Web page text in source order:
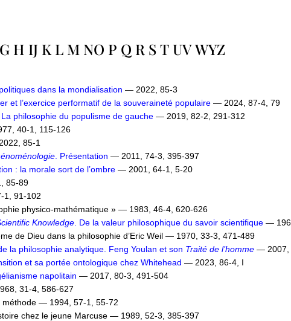
G H IJ K L M NO P Q R STUVWYZ
dans la mondialisation — 2022, 85-3
et l’exercice performatif de la souveraineté populaire— 2024, 87-4, 79
philosophie du populisme de gauche— 2019, 82-2, 291-312
40-1, 115-126
85-1
. Présentation — 2011, 74-3, 395-397
: la morale sort de l’ombre— 2001, 64-1, 5-20
85-89
1, 91-102
physico-mathématique » — 1983, 46-4, 620-626
Knowledge. De la valeur philosophique du savoir scientifique—
de Dieu dans la philosophie d’Eric Weil — 1970, 33-3, 471-489
la philosophie analytique. Feng Youlan et son Traité de l’homme— 2007,
et sa portée ontologique chez Whitehead — 2023, 86-4, I
napolitain — 2017, 80-3, 491-504
31-4, 586-627
méthode — 1994, 57-1, 55-72
chez le jeune Marcuse — 1989, 52-3, 385-397